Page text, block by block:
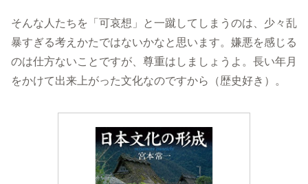
そんな人たちを「可哀想」と一蹴してしまうのは、少々乱
暴すぎる考えかたではないかなと思います。嫌悪を感じる
のは仕方ないことですが、尊重はしましょうよ。長い年月
をかけて出来上がった文化なのですから（歴史好き）。